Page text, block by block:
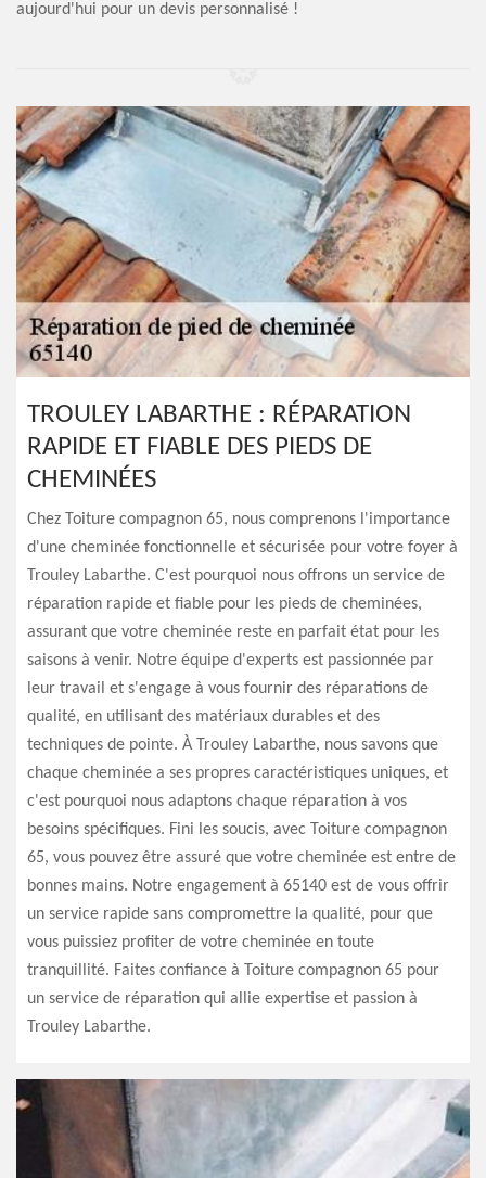
aujourd'hui pour un devis personnalisé !
TROULEY LABARTHE : RÉPARATION
RAPIDE ET FIABLE DES PIEDS DE
CHEMINÉES
Chez Toiture compagnon 65, nous comprenons l'importance
d'une cheminée fonctionnelle et sécurisée pour votre foyer à
Trouley Labarthe. C'est pourquoi nous offrons un service de
réparation rapide et fiable pour les pieds de cheminées,
assurant que votre cheminée reste en parfait état pour les
saisons à venir. Notre équipe d'experts est passionnée par
leur travail et s'engage à vous fournir des réparations de
qualité, en utilisant des matériaux durables et des
techniques de pointe. À Trouley Labarthe, nous savons que
chaque cheminée a ses propres caractéristiques uniques, et
c'est pourquoi nous adaptons chaque réparation à vos
besoins spécifiques. Fini les soucis, avec Toiture compagnon
65, vous pouvez être assuré que votre cheminée est entre de
bonnes mains. Notre engagement à 65140 est de vous offrir
un service rapide sans compromettre la qualité, pour que
vous puissiez profiter de votre cheminée en toute
tranquillité. Faites confiance à Toiture compagnon 65 pour
un service de réparation qui allie expertise et passion à
Trouley Labarthe.